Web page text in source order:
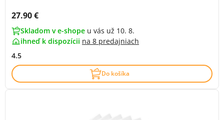
Cena s DPH:
27.90 €
Skladom v e-shope u vás už 10. 8.
ihneď k dispozícii na 8 predajniach
4.5
Do košíka